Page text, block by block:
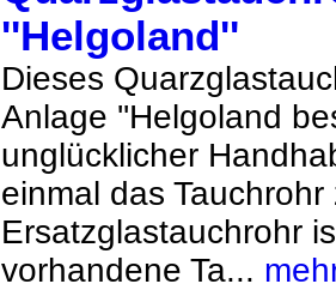
''Helgoland''
Dieses
Anlage ''Helgoland
unglücklicher
einmal das
Ersatzglastauchrohr
vorhandene Ta...